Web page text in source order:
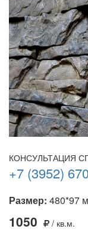
КОНСУЛЬТАЦИЯ
+7 (3952)
Размер: 480*97
1050 / кв.м.